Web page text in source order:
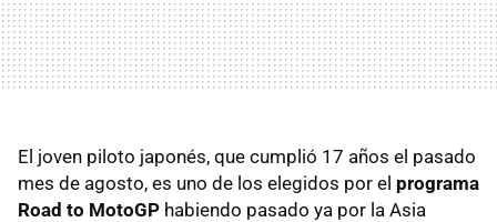
El joven piloto japonés, que cumplió 17 años el pasado
mes de agosto, es uno de los elegidos por el programa
Road to MotoGP habiendo pasado ya por la Asia